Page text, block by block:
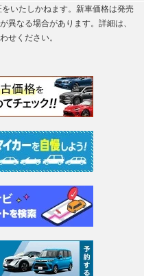
いたしかねます。新車価格は発売
異なる場合があります。詳細は、
せください。